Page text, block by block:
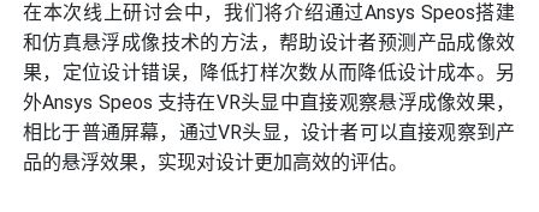
在本次线上研讨会中，我们将介绍通过Ansys Speos搭建
和仿真悬浮成像技术的方法，帮助设计者预测产品成像效
果，定位设计错误，降低打样次数从而降低设计成本。另
外Ansys Speos 支持在VR头显中直接观察悬浮成像效果，
相比于普通屏幕，通过VR头显，设计者可以直接观察到产
品的悬浮效果，实现对设计更加高效的评估。